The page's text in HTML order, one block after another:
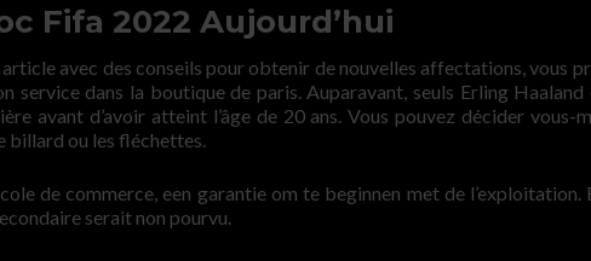
Fifa 2022 Aujourd’hui
article avec des conseils pour obtenir de nouvelles affectations, vous
service dans la boutique de paris. Auparavant, seuls Erling
avant d’avoir atteint l’âge de 20 ans. Vous pouvez décider vous-
billard ou les fléchettes.
de commerce, een garantie om te beginnen met de l’exploitation.
serait non pourvu.